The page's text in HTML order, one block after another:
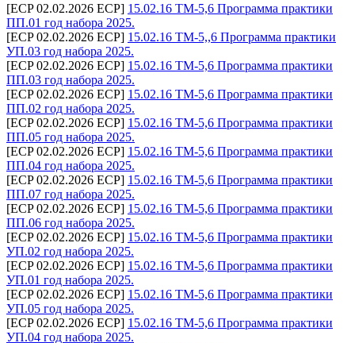
[ECP 02.02.2026 ECP] 15.02.16 ТМ-5,6 Программа практики
ПП.01 год набора 2025.
[ECP 02.02.2026 ECP] 15.02.16 ТМ-5,,6 Программа практики
УП.03 год набора 2025.
[ECP 02.02.2026 ECP] 15.02.16 ТМ-5,6 Программа практики
ПП.03 год набора 2025.
[ECP 02.02.2026 ECP] 15.02.16 ТМ-5,6 Программа практики
ПП.02 год набора 2025.
[ECP 02.02.2026 ECP] 15.02.16 ТМ-5,6 Программа практики
ПП.05 год набора 2025.
[ECP 02.02.2026 ECP] 15.02.16 ТМ-5,6 Программа практики
ПП.04 год набора 2025.
[ECP 02.02.2026 ECP] 15.02.16 ТМ-5,6 Программа практики
ПП.07 год набора 2025.
[ECP 02.02.2026 ECP] 15.02.16 ТМ-5,6 Программа практики
ПП.06 год набора 2025.
[ECP 02.02.2026 ECP] 15.02.16 ТМ-5,6 Программа практики
УП.02 год набора 2025.
[ECP 02.02.2026 ECP] 15.02.16 ТМ-5,6 Программа практики
УП.01 год набора 2025.
[ECP 02.02.2026 ECP] 15.02.16 ТМ-5,6 Программа практики
УП.05 год набора 2025.
[ECP 02.02.2026 ECP] 15.02.16 ТМ-5,6 Программа практики
УП.04 год набора 2025.